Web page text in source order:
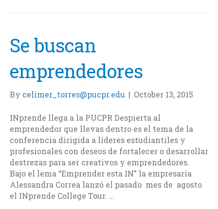
o r I
Se buscan
emprendedores
By celimer_torres@pucpr.edu | October 13, 2015
INprende llega a la PUCPR Despierta al
emprendedor que llevas dentro es el tema de la
conferencia dirigida a líderes estudiantiles y
profesionales con deseos de fortalecer o desarrollar
destrezas para ser creativos y emprendedores.
Bajo el lema “Emprender esta IN” la empresaria
Alessandra Correa lanzó el pasado mes de agosto
el INprende College Tour. …